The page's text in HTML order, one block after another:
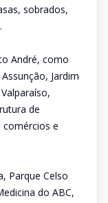
sobrados,
André, como
Jardim
de
comércios e
Parque Celso
do ABC,